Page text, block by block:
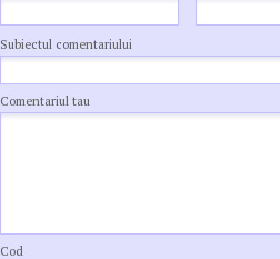
Subiectul comentariului
Comentariul tau
Cod